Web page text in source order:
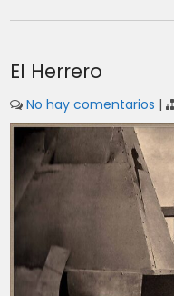
El Herrero
No hay comentarios |